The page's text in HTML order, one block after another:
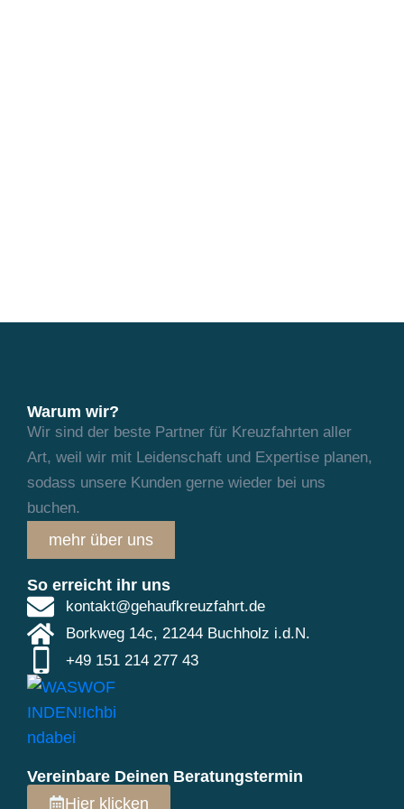
Warum wir?
Wir sind der beste Partner für Kreuzfahrten aller
Art, weil wir mit Leidenschaft und Expertise planen,
sodass unsere Kunden gerne wieder bei uns
buchen.
mehr über uns
So erreicht ihr uns
kontakt@gehaufkreuzfahrt.de
Borkweg 14c, 21244 Buchholz i.d.N.
+49 151 214 277 43
Vereinbare Deinen Beratungstermin
Hier klicken